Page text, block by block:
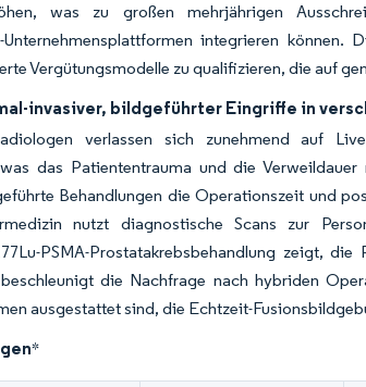
was zu großen mehrjährigen
Unternehmensplattformen integrieren
Vergütungsmodelle zu qualifizieren, die auf
invasiver, bildgeführter Eingriffe in
verlassen sich zunehmend auf
das Patiententrauma und die
Behandlungen die Operationszeit und
nutzt diagnostische Scans zur
PSMA-Prostatakrebsbehandlung zeigt,
die Nachfrage nach hybriden
ausgestattet sind, die Echtzeit-
*